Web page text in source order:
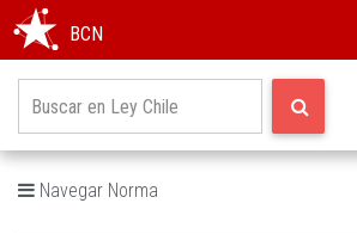
BCN
Navegar Norma